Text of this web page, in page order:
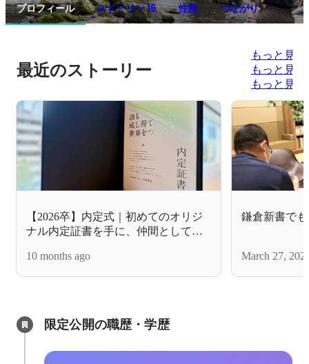
プロフィール ストーリー 16 性格 つながり
最近のストーリー
もっと見る
もっと見る
もっと見る
【2026卒】内定式｜初めてのオリジ
ナル内定証書を手に、仲間としての
10 months ago
鎌倉新書で
March 27,
限定公開の職歴・学歴